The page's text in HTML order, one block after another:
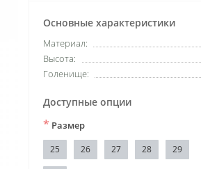
Основные характеристики
Материал:
Высота:
Голенище:
Доступные опции
* Размер
25 26 27 28 29